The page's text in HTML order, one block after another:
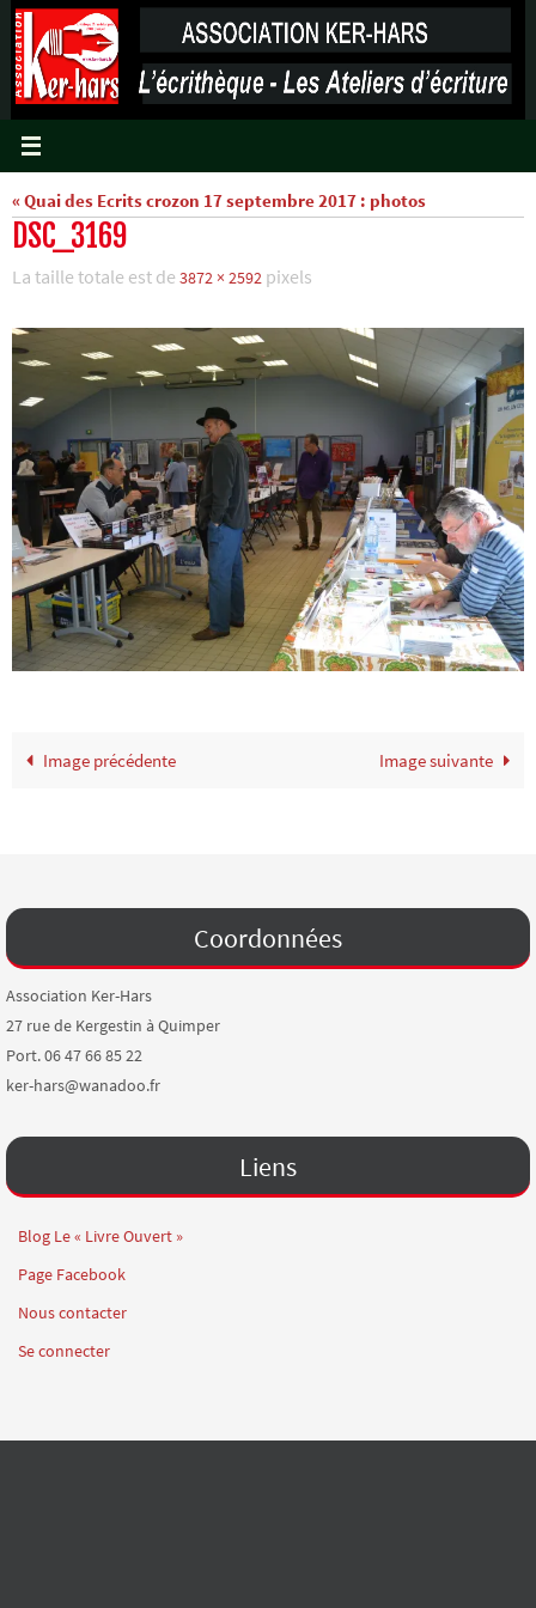
Passer
vers
contenu
« Quai des Ecrits crozon 17 septembre 2017 : photos
DSC_3169
La taille totale est de 3872 × 2592 pixels
Image précédente Image suivante
Coordonnées
Association Ker-Hars
27 rue de Kergestin à Quimper
Port. 06 47 66 85 22
ker-hars@wanadoo.fr
Liens
Blog Le « Livre Ouvert »
Page Facebook
Nous contacter
Se connecter